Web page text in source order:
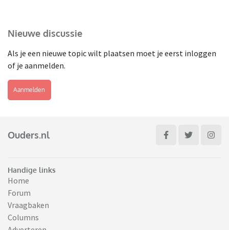
Nieuwe discussie
Als je een nieuwe topic wilt plaatsen moet je eerst inloggen
of je aanmelden.
Aanmelden
Ouders.nl
Handige links
Home
Forum
Vraagbaken
Columns